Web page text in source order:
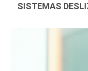
SISTEMAS